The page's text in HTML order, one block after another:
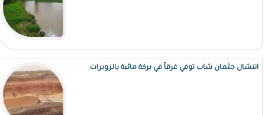
انتشال جثمان شاب توفي غرقاً في بركة مائية بالزويرات